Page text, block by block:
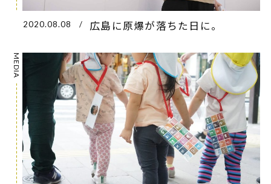
2020.08.08 / 広島に原爆が落ちた日に。
MEDIA